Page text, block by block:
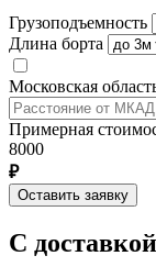
Грузоподъемность
Длина борта
Московская
Примерная
8000
₽
Оставить заявку
С